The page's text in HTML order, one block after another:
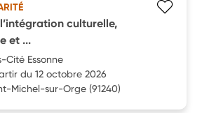
culturelle,
et ...
Cité Essonne
du 12 octobre 2026
Michel-sur-Orge (91240)